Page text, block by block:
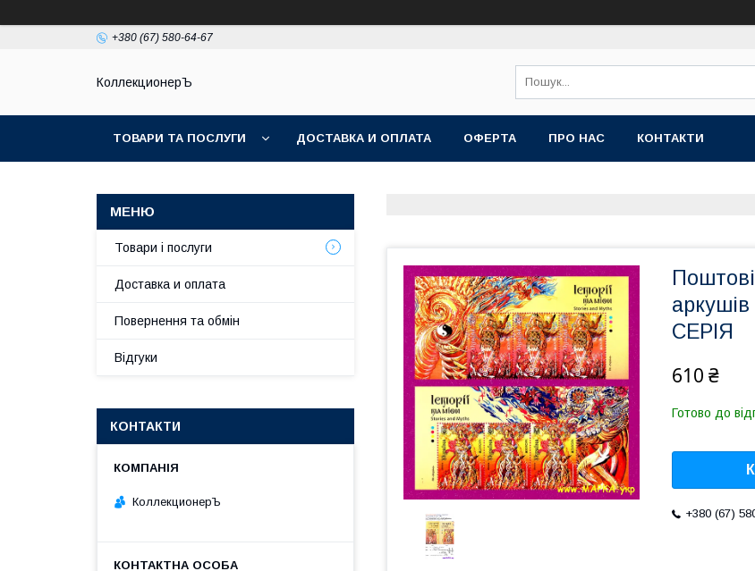
+380 (67) 580-64-67
КоллекционерЪ
ТОВАРИ ТА ПОСЛУГИ ДОСТАВКА И ОПЛАТА ОФЕРТА ПРО НАС КОНТАКТИ
аркушів
СЕРІЯ
610 ₴
Готово до
+380 (67)
Товари і послуги
Доставка и оплата
Повернення та обмін
Відгуки
КОНТАКТИ
КоллекционерЪ